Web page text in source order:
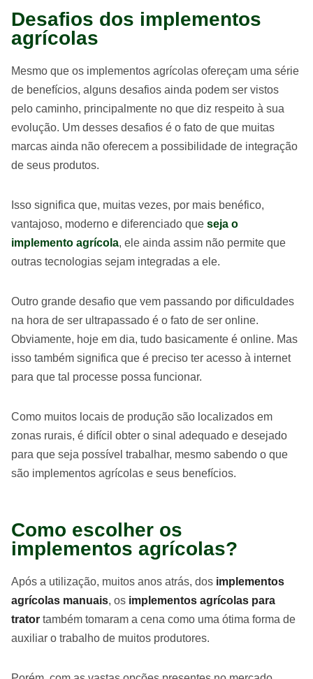
Desafios dos implementos
agrícolas
Mesmo que os implementos agrícolas ofereçam uma série
de benefícios, alguns desafios ainda podem ser vistos
pelo caminho, principalmente no que diz respeito à sua
evolução. Um desses desafios é o fato de que muitas
marcas ainda não oferecem a possibilidade de integração
de seus produtos.
Isso significa que, muitas vezes, por mais benéfico,
vantajoso, moderno e diferenciado que seja o
implemento agrícola, ele ainda assim não permite que
outras tecnologias sejam integradas a ele.
Outro grande desafio que vem passando por dificuldades
na hora de ser ultrapassado é o fato de ser online.
Obviamente, hoje em dia, tudo basicamente é online. Mas
isso também significa que é preciso ter acesso à internet
para que tal processe possa funcionar.
Como muitos locais de produção são localizados em
zonas rurais, é difícil obter o sinal adequado e desejado
para que seja possível trabalhar, mesmo sabendo o que
são implementos agrícolas e seus benefícios.
Como escolher os
implementos agrícolas?
Após a utilização, muitos anos atrás, dos implementos
agrícolas manuais, os implementos agrícolas para
trator também tomaram a cena como uma ótima forma de
auxiliar o trabalho de muitos produtores.